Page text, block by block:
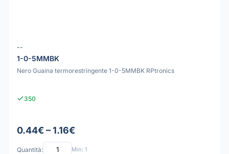
--
1-0-5MMBK
Nero Guaina termorestringente 1-0-5MMBK RPtronics
350
0.44€ – 1.16€
Quantità: Min: 1